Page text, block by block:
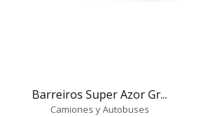
Barreiros Super Azor Gr...
Camiones y Autobuses